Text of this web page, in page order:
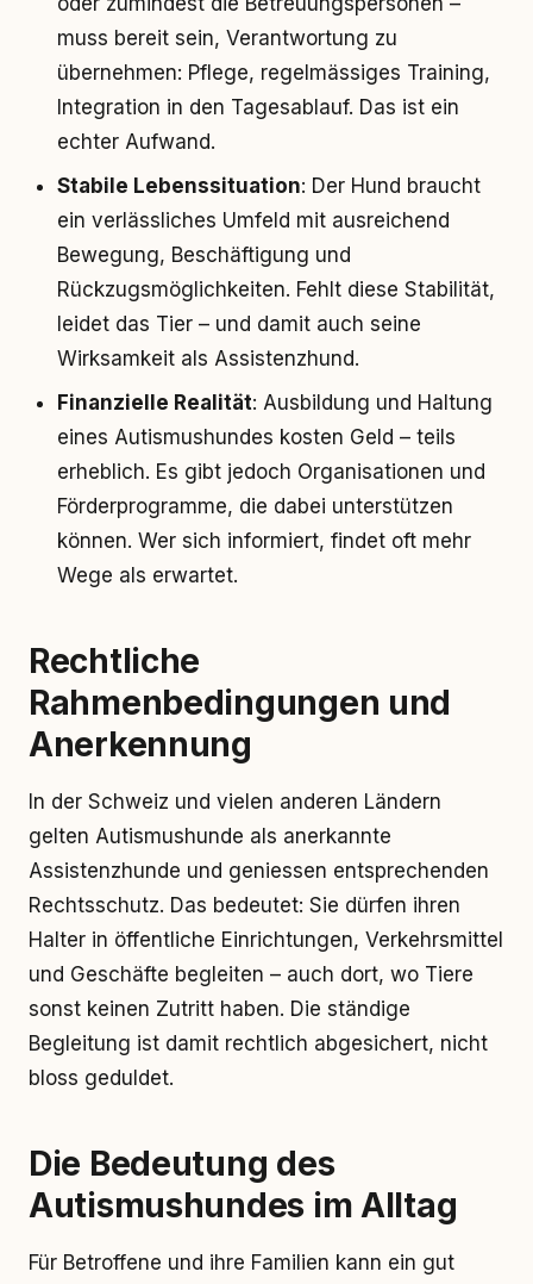
muss bereit sein, Verantwortung zu
übernehmen: Pflege, regelmässiges Training,
Integration in den Tagesablauf. Das ist ein
echter Aufwand.
Stabile Lebenssituation: Der Hund braucht
ein verlässliches Umfeld mit ausreichend
Bewegung, Beschäftigung und
Rückzugsmöglichkeiten. Fehlt diese Stabilität,
leidet das Tier – und damit auch seine
Wirksamkeit als Assistenzhund.
Finanzielle Realität: Ausbildung und Haltung
eines Autismushundes kosten Geld – teils
erheblich. Es gibt jedoch Organisationen und
Förderprogramme, die dabei unterstützen
können. Wer sich informiert, findet oft mehr
Wege als erwartet.
Rechtliche
Rahmenbedingungen und
Anerkennung
In der Schweiz und vielen anderen Ländern
gelten Autismushunde als anerkannte
Assistenzhunde und geniessen entsprechenden
Rechtsschutz. Das bedeutet: Sie dürfen ihren
Halter in öffentliche Einrichtungen, Verkehrsmittel
und Geschäfte begleiten – auch dort, wo Tiere
sonst keinen Zutritt haben. Die ständige
Begleitung ist damit rechtlich abgesichert, nicht
bloss geduldet.
Die Bedeutung des
Autismushundes im Alltag
Für Betroffene und ihre Familien kann ein gut